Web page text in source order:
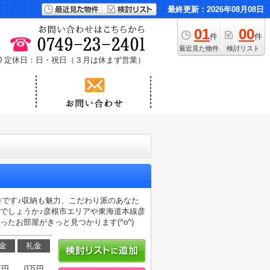
最終更新：2026年08月08日
01件
最近見た物件
00件
検討リスト
定休日：日・祝日（３月は休まず営業）
す♪収納も魅力、こだわり派のあなた
しょうか♪彦根市エリアや東海道本線彦
たお部屋がきっと見つかります(^o^)
礼金